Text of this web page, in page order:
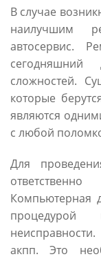
В случае
наилучшим
автосервис.
сложностей.
которые
являются
с любой
Для
Компьютерная
акпп. Это